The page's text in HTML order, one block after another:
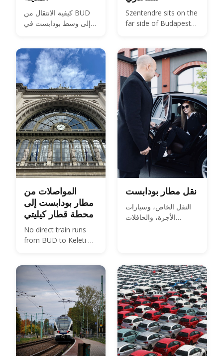
كيفية الانتقال من BUD
إلى وسط بودابست في
وسيارة الأجرة والنقل
الخاص، مع الأسعار
والأوقات.
Szentendre sits on the
far side of Budapest
km usually quoted.
Here is every route,
with 2026 fares.
المواصلات من
مطار بودابست إلى
محطة قطار كيليتي
No direct train runs
from BUD to Keleti —
850 HUF budget route,
and 2026 taxi fares
under the new airport
surcharge.
نقل مطار بودابست
النقل الخاص، وسيارات
الأجرة، والحافلات